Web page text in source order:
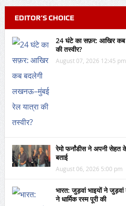
EDITOR’S CHOICE
24 घंटे का सफ़र: आखिर कब
की तस्वीर?
August 07, 2026 12:45 pm
रेमो फर्नांडीस ने अपनी सेहत
बताई
August 06, 2026 5:00 pm
भारत: जुड़वां भाइयों ने जुड़वां
ने धार्मिक रस्म पूरी की